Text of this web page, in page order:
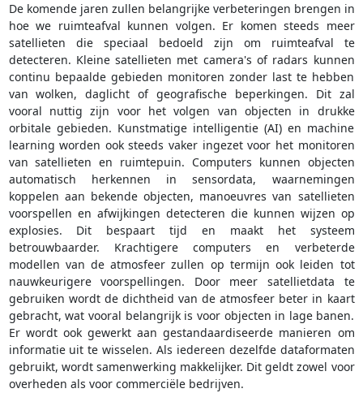
De komende jaren zullen belangrijke verbeteringen brengen in
hoe we ruimteafval kunnen volgen. Er komen steeds meer
satellieten die speciaal bedoeld zijn om ruimteafval te
detecteren. Kleine satellieten met camera's of radars kunnen
continu bepaalde gebieden monitoren zonder last te hebben
van wolken, daglicht of geografische beperkingen. Dit zal
vooral nuttig zijn voor het volgen van objecten in drukke
orbitale gebieden. Kunstmatige intelligentie (AI) en machine
learning worden ook steeds vaker ingezet voor het monitoren
van satellieten en ruimtepuin. Computers kunnen objecten
automatisch herkennen in sensordata, waarnemingen
koppelen aan bekende objecten, manoeuvres van satellieten
voorspellen en afwijkingen detecteren die kunnen wijzen op
explosies. Dit bespaart tijd en maakt het systeem
betrouwbaarder. Krachtigere computers en verbeterde
modellen van de atmosfeer zullen op termijn ook leiden tot
nauwkeurigere voorspellingen. Door meer satellietdata te
gebruiken wordt de dichtheid van de atmosfeer beter in kaart
gebracht, wat vooral belangrijk is voor objecten in lage banen.
Er wordt ook gewerkt aan gestandaardiseerde manieren om
informatie uit te wisselen. Als iedereen dezelfde dataformaten
gebruikt, wordt samenwerking makkelijker. Dit geldt zowel voor
overheden als voor commerciële bedrijven.